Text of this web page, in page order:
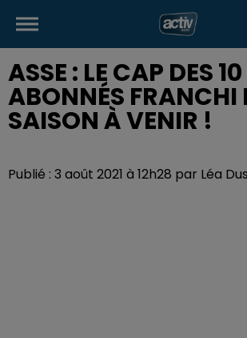
ASSE : LE CAP DES
ABONNÉS FRANCHI
SAISON À VENIR !
Publié : 3 août 2021 à 12h28 par Léa